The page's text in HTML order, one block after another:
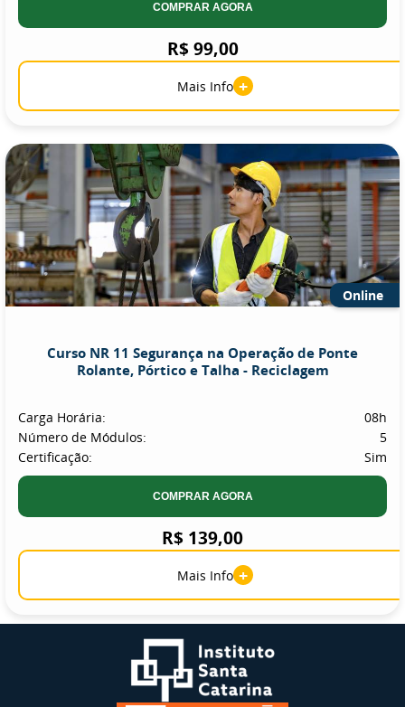
COMPRAR AGORA
R$ 99,00
Mais Info +
Online
Curso NR 11 Segurança na Operação de Ponte
Rolante, Pórtico e Talha - Reciclagem
Carga Horária:
08h
Número de Módulos:
5
Certificação:
Sim
COMPRAR AGORA
R$ 139,00
Mais Info +